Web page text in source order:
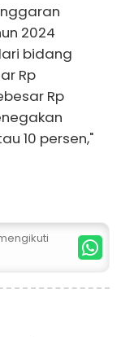
2024
bidang
Rp
Rp
10 persen,"